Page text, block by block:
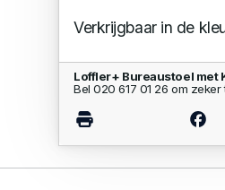
Verkrijgbaar in de
Loffler+ Bureaustoel met
Bel 020 617 01 26 om